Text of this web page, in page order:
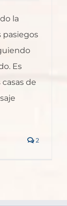
la
pasiegos
Es
de
2